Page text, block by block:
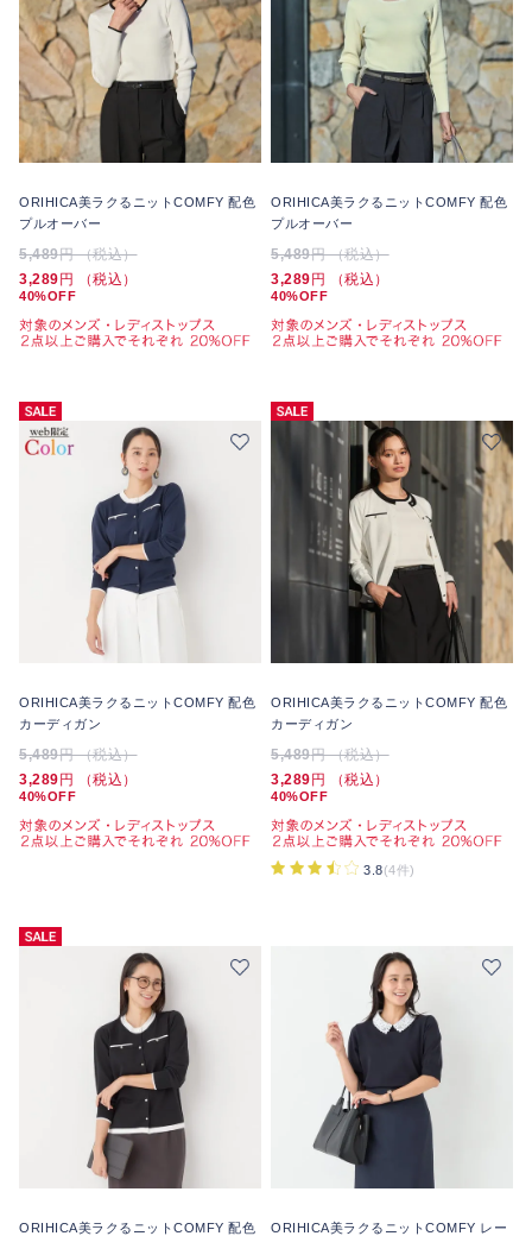
ORIHICA美ラクるニットCOMFY 配色
プルオーバー
5,489円 （税込）
3,289 円 （税込）
40%OFF
ORIHICA美ラクるニットCOMFY 配色
プルオーバー
5,489円 （税込）
3,289 円 （税込）
40%OFF
ORIHICA美ラクるニットCOMFY 配色
カーディガン
5,489円 （税込）
3,289 円 （税込）
40%OFF
ORIHICA美ラクるニットCOMFY 配色
カーディガン
5,489円 （税込）
3,289 円 （税込）
40%OFF
3.8(4件)
ORIHICA美ラクるニットCOMFY 配色
ORIHICA美ラクるニットCOMFY レー